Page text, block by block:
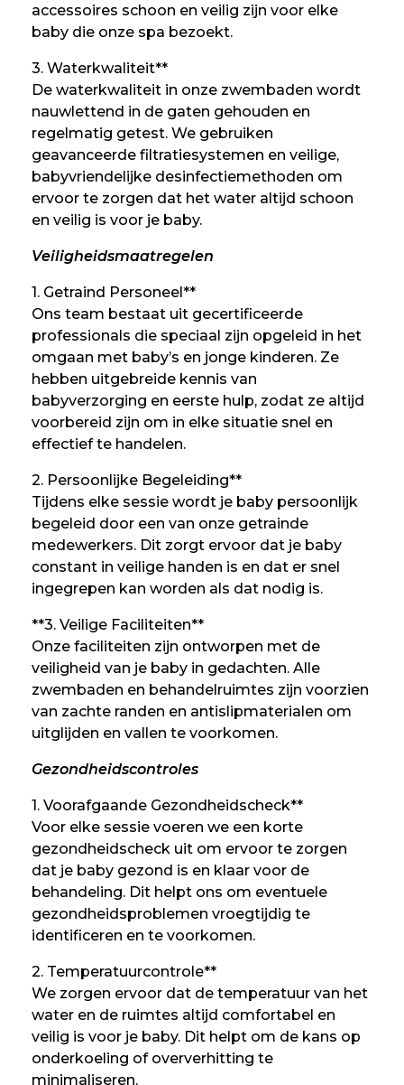
accessoires schoon en veilig zijn voor elke
baby die onze spa bezoekt.
3. Waterkwaliteit**
De waterkwaliteit in onze zwembaden wordt
nauwlettend in de gaten gehouden en
regelmatig getest. We gebruiken
geavanceerde filtratiesystemen en veilige,
babyvriendelijke desinfectiemethoden om
ervoor te zorgen dat het water altijd schoon
en veilig is voor je baby.
Veiligheidsmaatregelen
1. Getraind Personeel**
Ons team bestaat uit gecertificeerde
professionals die speciaal zijn opgeleid in het
omgaan met baby’s en jonge kinderen. Ze
hebben uitgebreide kennis van
babyverzorging en eerste hulp, zodat ze altijd
voorbereid zijn om in elke situatie snel en
effectief te handelen.
2. Persoonlijke Begeleiding**
Tijdens elke sessie wordt je baby persoonlijk
begeleid door een van onze getrainde
medewerkers. Dit zorgt ervoor dat je baby
constant in veilige handen is en dat er snel
ingegrepen kan worden als dat nodig is.
**3. Veilige Faciliteiten**
Onze faciliteiten zijn ontworpen met de
veiligheid van je baby in gedachten. Alle
zwembaden en behandelruimtes zijn voorzien
van zachte randen en antislipmaterialen om
uitglijden en vallen te voorkomen.
Gezondheidscontroles
1. Voorafgaande Gezondheidscheck**
Voor elke sessie voeren we een korte
gezondheidscheck uit om ervoor te zorgen
dat je baby gezond is en klaar voor de
behandeling. Dit helpt ons om eventuele
gezondheidsproblemen vroegtijdig te
identificeren en te voorkomen.
2. Temperatuurcontrole**
We zorgen ervoor dat de temperatuur van het
water en de ruimtes altijd comfortabel en
veilig is voor je baby. Dit helpt om de kans op
onderkoeling of oververhitting te
minimaliseren.